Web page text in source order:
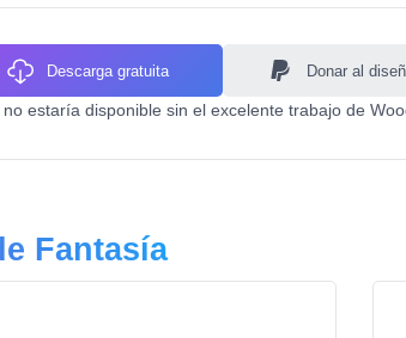
Descarga gratuita Donar al
estaría disponible sin el excelente trabajo de
Fantasía